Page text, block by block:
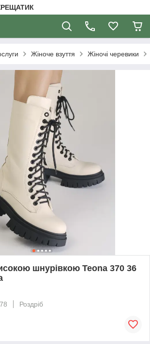
Жіноче взуття Жіночі черевики
шнурівкою Teona 370 36
Роздріб